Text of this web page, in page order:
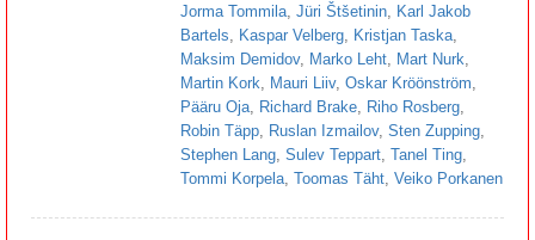
Jorma Tommila Jüri Štšetinin
Karl Jakob
Bartels
Kaspar Velberg Kristjan Taska
Maksim Demidov, Marko Leht Mart Nurk
Martin Kork
Mauri Liiv, Oskar Kröönström
Pääru Oja
Richard Brake Riho Rosberg
Robin Täpp
Ruslan Izmailov, Sten Zupping
Stephen Lang Sulev Teppart Tanel Ting
Tommi Korpela Toomas Täht Veiko Porkanen